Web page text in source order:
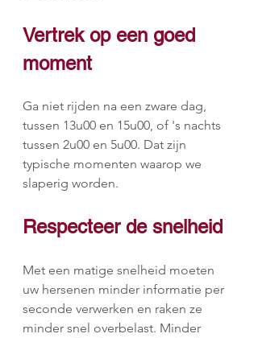
Vertrek op een goed
moment
Ga niet rijden na een zware dag,
tussen 13u00 en 15u00, of 's nachts
tussen 2u00 en 5u00. Dat zijn
typische momenten waarop we
slaperig worden.
Respecteer de snelheid
Met een matige snelheid moeten
uw hersenen minder informatie per
seconde verwerken en raken ze
minder snel overbelast. Minder